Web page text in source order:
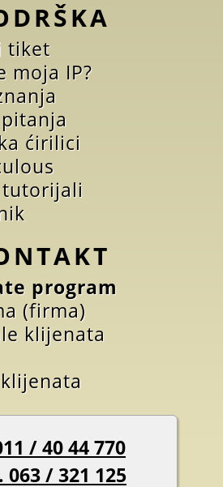
tiket
moja IP?
ćirilici
program
(firma)
klijenata
/ 40 44 770
063 / 321 125